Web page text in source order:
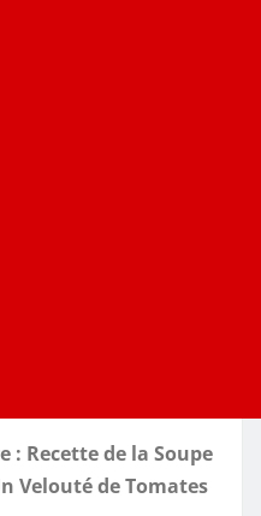
: Recette de la Soupe
Velouté de Tomates